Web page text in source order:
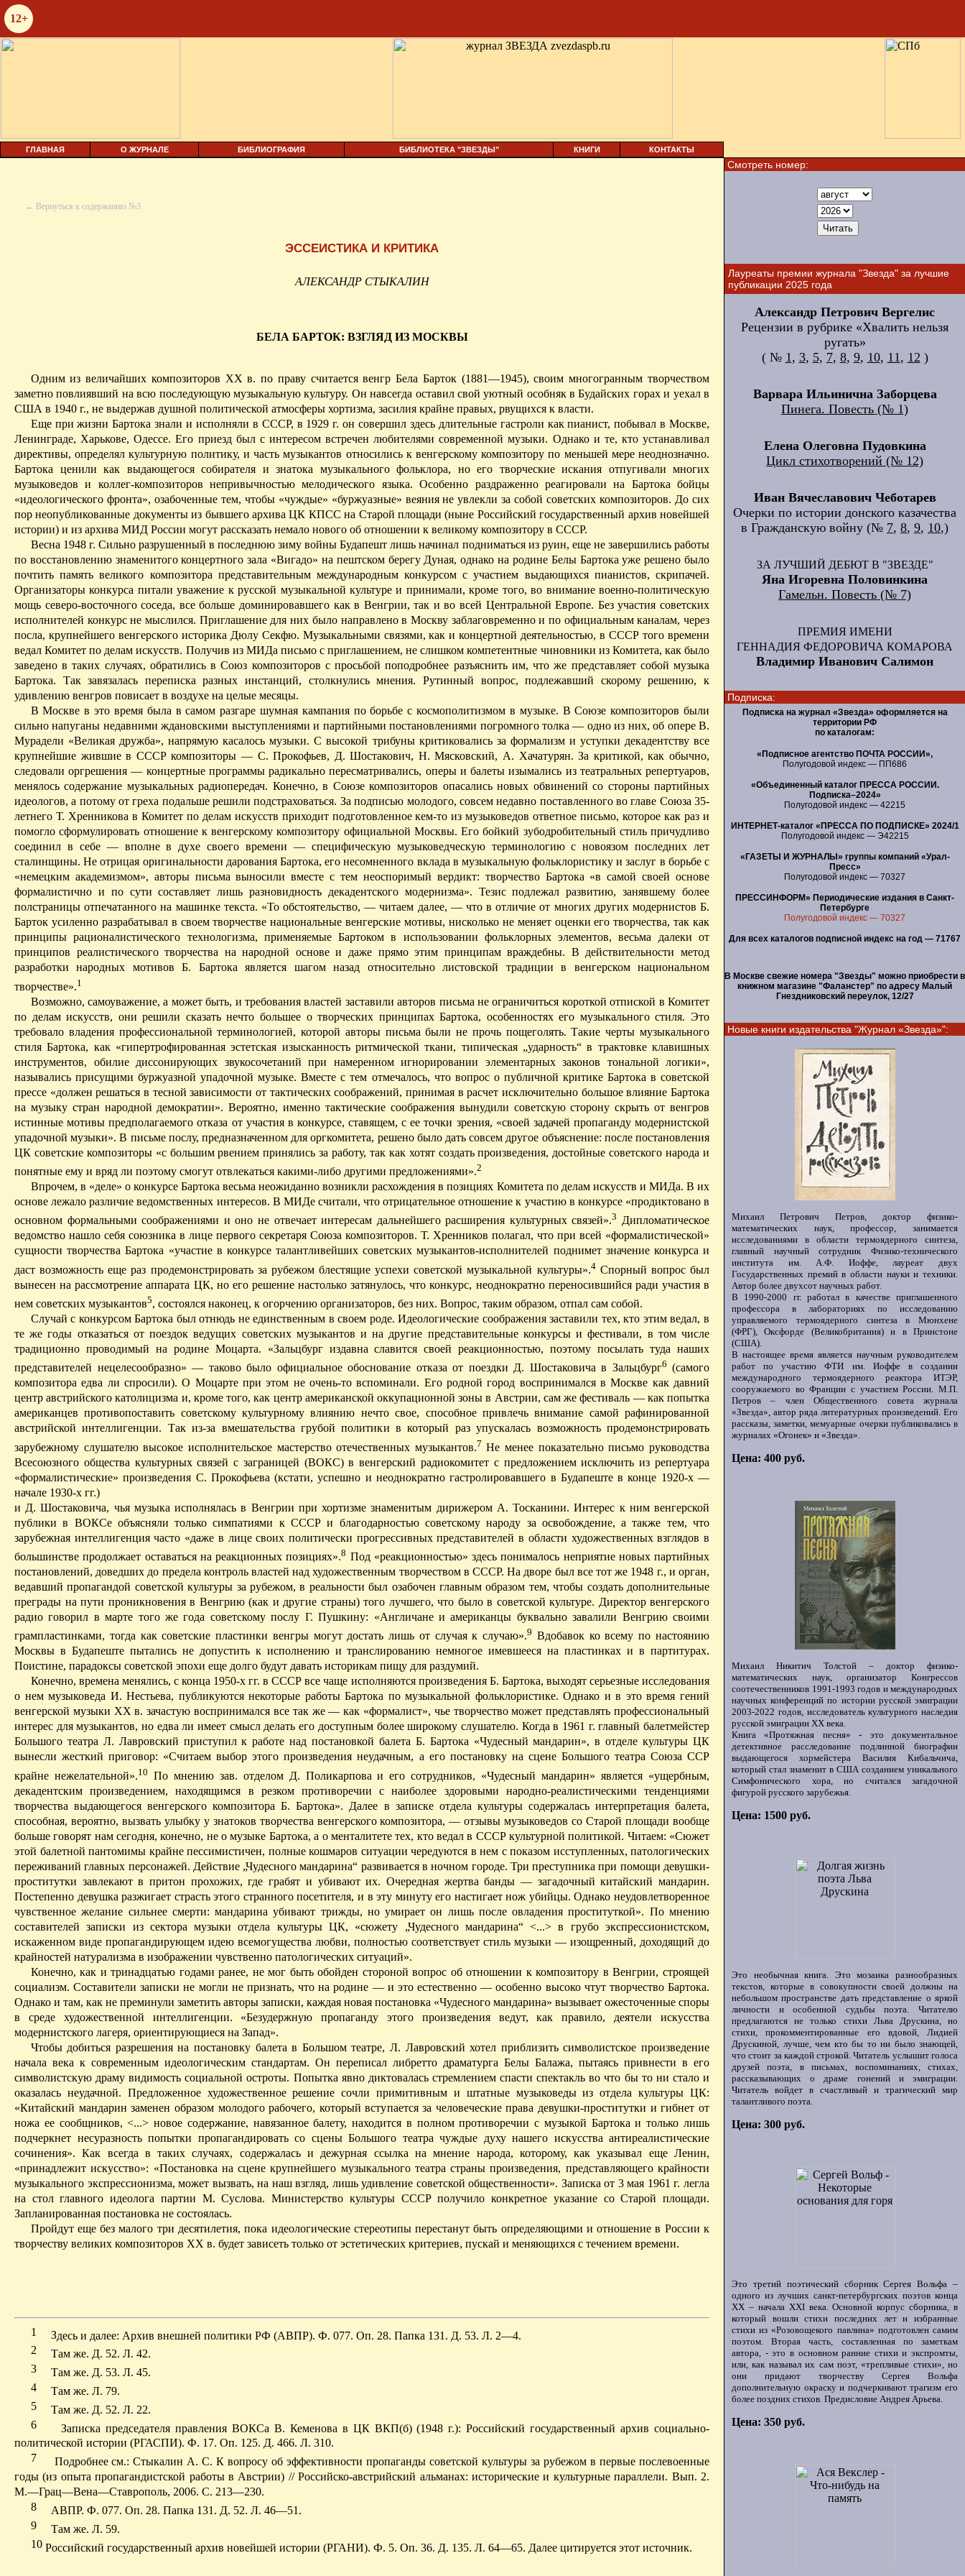
12+
ГЛАВНАЯ О ЖУРНАЛЕ БИБЛИОГРАФИЯ БИБЛИОТЕКА "ЗВЕЗДЫ" КНИГИ КОНТАКТЫ
← Вернуться к содержанию №3
ЭССЕИСТИКА И КРИТИКА
АЛЕКСАНДР СТЫКАЛИН
БЕЛА БАРТОК: ВЗГЛЯД ИЗ МОСКВЫ
Одним из величайших композиторов XXв.по праву считается венгр Бела Барток (1881—1945), своим многогранным творчеством
заметно повлиявший на всю последующую музыкальную культуру. Он навсегда оставил свой уютный особняк в Будайских горах и уехал в
США в 1940 г., не выдержав душной политической атмосферы хортизма, засилия крайне правых, рвущихся к власти.
Еще при жизни Бартока знали и исполняли в СССР, в 1929 г. он совершил здесь длительные гастроли как пианист, побывал в Москве,
Ленинграде, Харькове, Одессе. Его приезд был с интересом встречен любителями современной музыки. Однако и те, кто устанавливал
директивы, определял культурную политику, и часть музыкантов относились к венгерскомукомпозитору по меньшей мере неоднозначно.
Бартока ценили как выдающегося собирателя и знатока музыкального фольклора, но его творческие искания отпугивали многих
музыковедов и коллег-композиторов непривычностью мелодического языка. Особенно раздраженно реагировали на Бартока бойцы
«идеологического фронта», озабоченные тем, чтобы «чуждые» «буржуазные» веяния не увлекли за собой советских композиторов. До сих
пор неопубликованные документы из бывшего архива ЦК КПСС на Старой площади (ныне Российский государственный архив новейшей
истории) и из архива МИД России могут рассказать немало нового об отношении к великому композитору в СССР.
Весна 1948 г. Сильно разрушенный в последнюю зиму войны Будапешт лишь начинал подниматься из руин, еще не завершились работы
по восстановлению знаменитого концертного зала «Вигадо» на пештском берегу Дуная, однако на родине Белы Бартока уже решено было
почтить память вели­­ко­го композитора представительным международным конкурсом с участием выдающихся пианистов, скрипачей.
Организаторы конкурса питали уважение к русской музыкальной культуре и принимали, кроме того, во внимание военно-политическую
мощь северо-восточного соседа, все больше доминировавшего как в Венгрии, так и во всей Центральной Европе. Без участия советских
исполнителей конкурс не мыслился. Приглашение для них было направлено в Москву заблаговременно и по официальным каналам, через
посла, крупнейшего венгерского историка Дюлу Секфю. Музыкальными связями, как и концертной деятельностью, в СССР того времени
ведал Комитет по делам искусств. Получив из МИДа письмо с приглашением, не слишком компетентные чиновники из Комитета, как было
заведено в таких случаях, обратились в Союз композиторов с просьбой поподробнее разъяснить им, что же представляет собой музыка
Бартока. Так завязалась переписка разных инстанций, столкнулись мнения. Рутинный вопрос, подлежавший скорому решению, к
удивлению венгров повисает в воздухе на целые месяцы.
В Москве в это время была в самом разгаре шумная кампания по борьбе с космополитизмом в музыке. В Союзе композиторов были
сильно напуганы недавними ждановскими выступлениями и партийными постановлениями погромного толка — одно из них, об опере В.
Мурадели «Великая дружба», напрямую касалось музыки. С высокой трибуны критиковались за формализм и уступки декадентству все
крупнейшие жившие в СССР композиторы — С. Прокофьев, Д. Шостакович, Н. Мясковский, А. Хачатурян. За критикой, как обычно,
следовали оргрешения — концертные программы радикально пересматривались, оперы и балеты изымались из театральных репертуаров,
менялось содержание музыкальных радиопередач. Конечно, в Союзе композиторов опасались новых обвинений со стороны партийных
идеологов, а потому от греха подальше решили подстраховаться. За подписью молодого, совсем недавно поставленного во главе Союза 35-
летнего Т. Хренникова в Комитет по делам искусств приходит подготовленное кем-то из музыковедов ответное письмо, которое как раз и
помогло сформулировать отношение к венгерскому композитору официальной Москвы. Его бойкий зубодробительный стиль причудливо
соединил в себе — вполне в духе своего времени — специфическую музыковедческую терминологию с новоязом последних лет
сталинщины. Не отрицая оригинальности дарования Бартока, его несомненного вклада в музыкальную фольклористику и заслуг в борьбе с
«немецким академизмом», авторы письма выносили вместе с тем неоспоримый вердикт: творчество Бартока «в самой своей основе
формалистично и по сути составляет лишь разновидность декадентского модернизма». Тезис подлежал развитию, занявшему более
полстраницы отпечатанного на машинке текста. «То обстоятельство, — читаем далее, — что в отличие от многих других модернистов Б.
Барток усиленно разрабатывал в своем творчестве национальные венгерские мотивы, нисколько не меняет оценки его творчества, так как
принципы рационали­стического технологизма, применяемые Бартоком в использовании фольклорных элементов, весьма далеки от
принципов реалистического творчества на народной основе и даже прямо этим принципам враждебны. В действительности метод
разработки народных мотивов Б. Бартока является шагом назад относительно листовской традиции в венгерском национальном
творчестве».1
Возможно, самоуважение, а может быть, и требования властей заставили авторов письма не ограничиться короткой отпиской в Комитет
по делам искусств, они решили сказать нечто большее о творческих принципах Бартока, особенностях его музыкального стиля. Это
требовало владения профессиональной терминологией, которой авторы письмабыли не прочь пощеголять. Такие черты музыкального
стиля Бартока, как «гипертрофированная эстетская изысканность ритмической ткани, типическая „ударность“ в трактовке клавишных
инструментов, обилие диссонирующих звукосочетаний при намеренном игнорировании элементарных законов тональной логики»,
назывались присущимибуржуазной упадочной музыке. Вместе с тем отмечалось, что вопрос о публичной критике Бартока в советской
прессе «должен решаться в тесной зависимости от тактических соображений, принимая в расчет исключительно большое влияние Бартока
на музыку стран народной демократии». Вероятно, именно тактические соображения вынудили совет­скую сторону скрыть от венгров
истинные мотивы предполагаемого отказа от участия в конкурсе, ставящем, с ее точки зрения, «своей задачей пропаганду модернистской
упадочной музыки». В письме послу, предназначенном для оргкомитета, решено было дать совсем другое объяснение: после постановления
ЦК советские композиторы «с большим рвением принялись за работу, так как хотят создать произведения, достойные советского народа и
понятные ему и вряд ли поэтому смогут отвлекаться какими-либо другими предложениями».2
Впрочем, в «деле» о конкурсе Бартока весьма неожиданно возникли расхождения в позициях Комитета по делам искусств и МИДа. В их
основе лежало различие ведомственных интересов. В МИДе считали, что отрицательное отношение к участию в конкурсе «продиктовано в
основном формальнымисоображениями и оно не отвечает интересам дальнейшего расширения культурных связей».3 Дипломатическое
ведомство нашло себя союзника в лице первого секретаря Союза композиторов. Т. Хренников полагал, что при всей «формалистической»
сущности творчества Бартока «участие в конкурсе талантливейших советских музыкантов-исполнителей поднимет значение конкурса и
даст возможность еще раз продемонстрировать за рубежом блестящие успехи советской музыкальной культуры».4Спорный вопрос был
вынесен на рассмотрение аппарата ЦК, но его решение настолько затянулось, что конкурс, неоднократно переносившийся ради участия в
нем советских музыкантов5, состоялся наконец, к огорчению организаторов, без них. Вопрос, таким образом, отпал сам собой.
Случай с конкурсом Бартока был отнюдь не единственным в своем роде. Идеологические соображения заставили тех, кто этим ведал, в
те же годы отказаться от поездок ведущих советских музыкантов и на другие представительные конкурсы и фестивали, в том числе
традиционно проводимый на родине Моцарта. «Зальцбург издавна славится своей реакционностью, поэтому посылать туда наших
представителей нецелесообразно» — таково было официальное обоснование отказа от поездки Д. Шостаковича в Зальцбург6 (самого
композитора едва ли спросили). О Моцарте при этом не очень-то вспоминали. Его родной город воспринимался в Москве как давний
центр австрийского католицизма и, кроме того, как центр американской оккупационной зоны в Австрии, сам же фестиваль — как попытка
американцев противопоставить советскому культурному влиянию нечто свое, способное привлечь внимание самой рафинированной
австрийской интеллигенции. Так из-за вмешательства грубой политики в который раз упускалась возможность продемонстрировать
зарубежному слушателю высокое исполнительское мастерство отечественных музыкантов.7 Не менее показательно письмо руководства
Всесоюзного общества культурных связей с заграницей (ВОКС) в венгерский радиокомитет с предложением исключить из репертуара
«формалистические» произведения С. Прокофьева (кстати, успешно и неоднократно гастролировавшего в Будапеште в конце 1920-х —
начале 1930-х гг.)
и Д. Шостаковича, чья музыка исполнялась в Венгрии при хортизме знаменитым дирижером А. Тосканини. Интерес к ним венгерской
публики в ВОКСе объясняли только симпатиями к СССР и благодарностью советскому народу за освобождение, а также тем, что
зарубежная интеллигенция часто «даже в лице своих политически прогрессивных представителей в области художественных взглядов в
большинстве продолжает оставаться на реакционных позициях».8 Под «реакционностью» здесь понималось неприятие новых партийных
постановлений, доведших до предела контроль властей над художественным творчеством в СССР. На дворе был все тот же 1948 г., и орган,
ведавший пропагандой советской культуры за рубежом, в реальности был озабочен главным образом тем, чтобы создать дополнительные
преграды на пути проникновения в Венгрию (как и другие страны) того лучшего, что было в советской культуре. Директор венгерского
радио говорил в марте того же года советскому послу Г. Пушкину: «Англичане и американцы буквально завалили Венгрию своими
грампластинками, тогда как советские пластинки венгры могут достать лишь от случая к случаю».9 Вдобавок ко всему по настоянию
Москвы в Будапеште пытались не допустить к исполнению и транслированию немногое имевшееся на пластинках и в партитурах.
Поистине, парадоксы советской эпохи еще долго будут давать историкам пищу для раздумий.
Конечно, времена менялись, с конца 1950-х гг. в СССР все чаще исполняются произведения Б. Бартока, выходят серьезные исследования
о нем музыковеда И. Нестьева, публикуются некоторые работы Бартока по музыкальной фольклористике. Однако и в это время гений
венгерской музыки XX в. зачастую воспринимался все так же — как «формалист», чье творчество может представлять профессиональный
интерес для музыкантов, но едва ли имеет смысл делать его доступным более широкому слушателю. Когда в 1961 г. главный балетмейстер
Большого театра Л. Лавровский приступил к работе над постановкой балета Б. Бартока «Чудесный мандарин», в отделе культуры ЦК
вынесли жесткий приговор: «Считаем выбор этого произведения неудачным, а его постановку на сцене Большого театра Союза ССР
крайне нежелательной».10 По мнению зав. отделом Д. Поликарпова и его сотрудников, «Чудесный мандарин» является «ущербным,
декадент­ским произведением, находящимся в резком противоречии с наиболее здоровыми народно-реалистическими тенденциями
творчества выдающегося венгерского композитора Б. Бартока». Далее в записке отдела культуры содер­жалась интерпретация балета,
способная, вероятно, вызвать улыбку у знатоков творчества венгерского композитора, — отзывы музыковедов со Старой площади вообще
больше говорят нам сегодня, конечно, не о музыке Бартока, а о менталитете тех, кто ведал в СССРкультурной политикой. Читаем: «Сюжет
этой балетной пантомимы крайне пессимистичен, полные кошмаров ситуации чередуются в нем с показом исступленных, патологических
переживаний главных персонажей. Действие „Чудесного мандарина“ развивается в ночном городе. Три преступника при помощи девушки-
проститутки завлекают в притон прохожих, где грабят и убивают их. Очередная жертва банды — загадочный китайский мандарин.
Постепенно девушка разжигает страсть этого странного посетителя, и в эту минуту его настигает нож убийцы. Однако неудовлетворенное
чувственное желание сильнее смерти: мандарина убивают трижды, но умирает он лишь после овладения проституткой». По мнению
составителей записки из сектора музыки отдела культуры ЦК, «сюжету „Чудесного мандарина“ <...> в грубо экспрессионистском,
искаженном виде пропагандирующем идею всемогущества любви, полностью соответствует стиль музыки — изощренный, доходящий до
крайностей натурализма в изображении чувственно патологических ситуаций».
Конечно, как и тринадцатью годами ранее, не мог быть обойден стороной вопрос об отношении к композитору в Венгрии, строящей
социализм. Составители записки не могли не признать, что на родине — и это естественно — особенно высоко чтут творчество Бартока.
Однако и там, как не преминули заметить авторы записки, каждая новая постановка «Чудесного мандарина» вызывает ожесточенные споры
в среде художественной интеллигенции. «Безудержную пропаганду этого произведения ведут, как правило, деятели искусства
модернистского лагеря, ориентирующиеся на Запад».
Чтобы добиться разрешения на постановку балета в Большом театре, Л. Лавровский хотел приблизить символистское произведение
начала века к современным идеологическим стандартам. Он переписал либретто драматурга Белы Балажа, пытаясь привнести в его
символистскую драму видимость социальной остроты. Попытка явно диктовалась стремлением спастиспектакль во что бы то ни стало и
оказалась неудачной. Предложенное художественное решение сочли примитивным и штатные музыковеды из отдела культуры ЦК:
«Китайский мандарин заменен образом молодого рабочего, который вступается за человеческие права девушки-проститутки и гибнет от
ножа ее сообщников, <...> новое содержание, навязанное балету, находится в полном противоречии с музыкой Бартока и только лишь
подчеркнет несуразность попытки пропагандировать со сцены Большого театра чуждые духу нашего искусства антиреалистические
сочинения». Как всегда в таких случаях, содержалась и дежурная ссылка на мнение народа, которому, как указывал еще Ленин,
«принадлежит искусство»: «Постановка на сцене крупнейшего музыкального театра страны произведения, представляющего крайно­сти
музыкального экспрессионизма, может вызвать, на наш взгляд, лишь удивление советской общественности». Записка от 3 мая 1961 г. легла
на стол главного идеолога партии М. Суслова. Министерство культуры СССР получило конкретное указание со Старой площади.
Запланированная постановка не состоялась.
Пройдут еще без малого три десятилетия, пока идеологические стереотипы перестанут быть определяющими и отношение в России к
творчеству великих композиторов XX в. будет зависеть только от эстетических критериев, пускай и меняющихся с течением времени.
1 Здесь и далее: Архив внешней политики РФ (АВПР). Ф. 077. Оп. 28. Папка 131. Д. 53. Л. 2—4.
2
Там же. Д. 52. Л. 42.
3
Там же. Д. 53. Л. 45.
4
Там же. Л. 79.
5
Там же. Д. 52. Л. 22.
6
Записка председателя правления ВОКСа В. Кеменова в ЦК ВКП(б) (1948 г.): Российский государственный архив социально-
политической истории (РГАСПИ). Ф. 17. Оп. 125. Д. 466. Л. 310.
7
Подробнее см.: Стыкалин А. С. К вопросу об эффективности пропаганды совет­ской культуры за рубежом в первые послевоенные
годы (из опыта пропагандистской работы в Австрии) // Российско-австрийский альманах: исторические и культурные параллели. Вып. 2.
М.—Грац—Вена—Ставрополь, 2006. С. 213—230.
8
АВПР. Ф. 077. Оп. 28. Папка 131. Д. 52. Л. 46—51.
9
Там же. Л. 59.
10Российский государственный архив новейшей истории (РГАНИ). Ф. 5. Оп. 36. Д. 135. Л. 64—65. Далее цитируется этот источник.
Смотреть номер:
Лауреаты премии журнала "Звезда" за лучшие
публикации 2025 года
Александр Петрович Вергелис
Рецензии в рубрике «Хвалить нельзя
ругать»
( № 1, 3, 5, 7, 8, 9, 10, 11, 12 )
Варвара Ильинична Заборцева
Пинега. Повесть (№ 1)
Елена Олеговна Пудовкина
Цикл стихотворений (№ 12)
Иван Вячеславович Чеботарев
Очерки по истории донского казачества
в Гражданскую войну (№ 7, 8, 9, 10,)
ЗА ЛУЧШИЙ ДЕБЮТ В "ЗВЕЗДЕ"
Яна Игоревна Половинкина
Гамельн. Повесть (№ 7)
ПРЕМИЯ ИМЕНИ
ГЕННАДИЯ ФЕДОРОВИЧА КОМАРОВА
Владимир Иванович Салимон
Подписка:
Подписка на журнал «Звезда» оформляется на
территории РФ
по каталогам:
«Подписное агентство ПОЧТА РОССИИ»,
Полугодовой индекс — ПП686
«Объединенный каталог ПРЕССА РОССИИ.
Подписка–2024»
Полугодовой индекс — 42215
ИНТЕРНЕТ-каталог «ПРЕССА ПО ПОДПИСКЕ» 2024/1
Полугодовой индекс — Э42215
«ГАЗЕТЫ И ЖУРНАЛЫ» группы компаний «Урал-
Пресс»
Полугодовой индекс — 70327
ПРЕССИНФОРМ» Периодические издания в Санкт-
Петербурге
Полугодовой индекс — 70327
Для всех каталогов подписной индекс на год — 71767
В Москве свежие номера "Звезды" можно приобрести в
книжном магазине "Фаланстер" по адресу Малый
Гнездниковский переулок, 12/27
Новые книги издательства "Журнал «Звезда»":
Михаил Петрович Петров, доктор физико-
математических наук, профессор, занимается
исследованиями в области термоядерного синтеза,
главный научный сотрудник Физико-технического
института им. А.Ф. Иоффе, лауреат двух
Государственных премий в области науки и техники.
Автор более двухсот научных работ.
В 1990-2000 гг. работал в качестве приглашенного
профессора в лабораториях по исследованию
управляемого термоядерного синтеза в Мюнхене
(ФРГ), Оксфорде (Великобритания) и в Принстоне
(США).
В настоящее время является научным руководителем
работ по участию ФТИ им. Иоффе в создании
международного термоядерного реактора ИТЭР,
сооружаемого во Франции с участием России. М.П.
Петров – член Общественного совета журнала
«Звезда», автор ряда литературных произведений. Его
рассказы, заметки, мемуарные очерки публиковались в
журналах «Огонек» и «Звезда».
Цена: 400 руб.
Михаил Никитич Толстой – доктор физико-
математических наук, организатор Конгрессов
соотечественников 1991-1993 годов и международных
научных конференций по истории русской эмиграции
2003-2022 годов, исследователь культурного наследия
русской эмиграции ХХ века.
Книга «Протяжная песня» - это документальное
детективное расследование подлинной биографии
выдающегося хормейстера Василия Кибальчича,
который стал знаменит в США созданием уникального
Симфонического хора, но считался загадочной
фигурой русского зарубежья.
Цена: 1500 руб.
Это необычная книга. Это мозаика разнообразных
текстов, которые в совокупности своей должны на
небольшом пространстве дать представление о яркой
личности и особенной судьбы поэта. Читателю
предлагаются не только стихи Льва Друскина, но
стихи, прокомментированные его вдовой, Лидией
Друскиной, лучше, чем кто бы то ни было знающей,
что стоит за каждой строкой. Читатель услышит голоса
друзей поэта, в письмах, воспоминаниях, стихах,
рассказывающих о драме гонений и эмиграции.
Читатель войдет в счастливый и трагический мир
талантливого поэта.
Цена: 300 руб.
Это третий поэтический сборник Сергея Вольфа –
одного из лучших санкт-петербургских поэтов конца
ХХ – начала XXI века. Основной корпус сборника, в
который вошли стихи последних лет и избранные
стихи из «Розовощекого павлина» подготовлен самим
поэтом. Вторая часть, составленная по заметкам
автора, - это в основном ранние стихи и экспромты,
или, как называл их сам поэт, «трепливые стихи», но
они придают творчеству Сергея Вольфа
дополнительную окраску и подчеркивают трагизм его
более поздних стихов. Предисловие Андрея Арьева.
Цена: 350 руб.